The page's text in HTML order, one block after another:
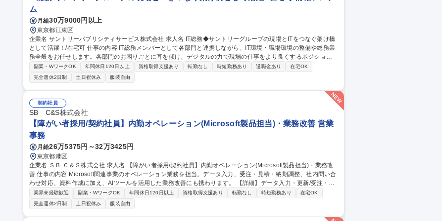
ム
月給30万9000円以上
東京都江東区
企業名 サントリーパブリシティサービス株式会社 求人名 IT総務◆サントリーグループの現場とITをつなぐ架け橋
として活躍！/在宅可 仕事の内容 IT総務メンバーとして各部門と連携しながら、IT環境・職場環境の整備や総務業
務全般をお任せします。各部門のお困りごとに耳を傾け、デジタルの力で現場の仕事をより良くするポジション
です。 ■各部・営業拠点の課題解決・業務改善推進 ■システム開発・運用、クラウド・自動化ツールの導入・運用
■IT機器・ツール資産管理、利用者サポート ■営業拠点・本社のITインフラ整備・執務環境改善（レイアウト設
計、設備・備品管理等） ■営業拠点の新規立ち上げ・撤退対応 ■PMとしてのITプロジェクト進行支援、情報セキ
ュリティ強化（社員教育、セキュリティツール管理・運用） 募集職種 IT総務◆サントリーグループの現場とITを
つなぐ架け橋として活躍！/在宅可
副業・WワークOK 年間休日120日以上 資格取得支援あり 転勤なし 時短勤務あり 退職金あり
在宅OK
完全週休2日制
土日祝休み 服装自由
契約社員
SB C&S株式会社
【障がい者採用/契約社員】内勤オペレーション(Microsoft製品担当)・業務改善 営業
事務
月給26万5375円～32万3425円
東京都港区
企業名 ＳＢ Ｃ＆Ｓ株式会社 求人名 【障がい者採用/契約社員】内勤オペレーション(Microsoft製品担当)・業務改
善 仕事の内容 Microsoft関連事業のオペレーション業務を担当。データ入力、受注・見積・納期調整、社内問い合
わせ対応、資料作成に加え、AIツールを活用した業務改善にも携わります。 【詳細】データ入力・更新/受注・見
積作成・納期調整/社内営業からの問い合わせ対応/マニュアル作成や売上データ等の資料作成/AIツール(Microsoft
Copilot、ChatGPT等)を活用したAIエージェント作成や問い合わせ対応の業務改善 【働き方】TeamsやGmailを活
用しています。障がい配慮に関する面談や在宅勤務など、無理なく柔軟に働ける環境を整えています。 募集職種
【障がい者採用/契約社員】内勤オペレーション(Microsoft製品担当)・業務改善
業界未経験歓迎 副業・WワークOK 年間休日120日以上 資格取得支援あり 転勤なし 時短勤務あり
在宅OK
完全週休2日制
土日祝休み 服装自由